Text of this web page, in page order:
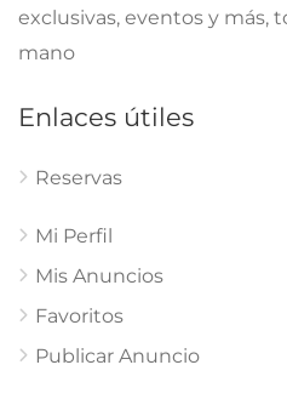
exclusivas, eventos y más,
mano
Enlaces útiles
Reservas
Mi Perfil
Mis Anuncios
Favoritos
Publicar Anuncio